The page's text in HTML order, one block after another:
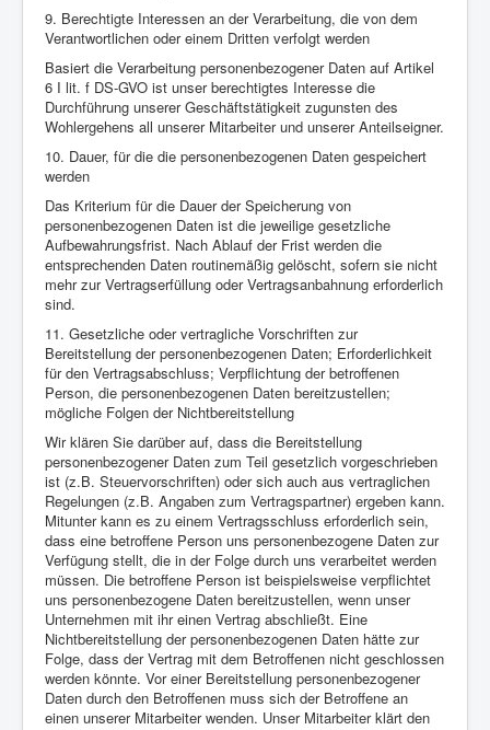
9. Berechtigte Interessen an der Verarbeitung, die von dem
Verantwortlichen oder einem Dritten verfolgt werden
Basiert die Verarbeitung personenbezogener Daten auf Artikel
6 I lit. f DS-GVO ist unser berechtigtes Interesse die
Durchführung unserer Geschäftstätigkeit zugunsten des
Wohlergehens all unserer Mitarbeiter und unserer Anteilseigner.
10. Dauer, für die die personenbezogenen Daten gespeichert
werden
Das Kriterium für die Dauer der Speicherung von
personenbezogenen Daten ist die jeweilige gesetzliche
Aufbewahrungsfrist. Nach Ablauf der Frist werden die
entsprechenden Daten routinemäßig gelöscht, sofern sie nicht
mehr zur Vertragserfüllung oder Vertragsanbahnung erforderlich
sind.
11. Gesetzliche oder vertragliche Vorschriften zur
Bereitstellung der personenbezogenen Daten; Erforderlichkeit
für den Vertragsabschluss; Verpflichtung der betroffenen
Person, die personenbezogenen Daten bereitzustellen;
mögliche Folgen der Nichtbereitstellung
Wir klären Sie darüber auf, dass die Bereitstellung
personenbezogener Daten zum Teil gesetzlich vorgeschrieben
ist (z.B. Steuervorschriften) oder sich auch aus vertraglichen
Regelungen (z.B. Angaben zum Vertragspartner) ergeben kann.
Mitunter kann es zu einem Vertragsschluss erforderlich sein,
dass eine betroffene Person uns personenbezogene Daten zur
Verfügung stellt, die in der Folge durch uns verarbeitet werden
müssen. Die betroffene Person ist beispielsweise verpflichtet
uns personenbezogene Daten bereitzustellen, wenn unser
Unternehmen mit ihr einen Vertrag abschließt. Eine
Nichtbereitstellung der personenbezogenen Daten hätte zur
Folge, dass der Vertrag mit dem Betroffenen nicht geschlossen
werden könnte. Vor einer Bereitstellung personenbezogener
Daten durch den Betroffenen muss sich der Betroffene an
einen unserer Mitarbeiter wenden. Unser Mitarbeiter klärt den